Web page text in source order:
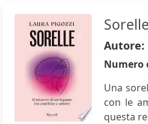
Sorelle
Autore:
Numero
Una
con le
questa